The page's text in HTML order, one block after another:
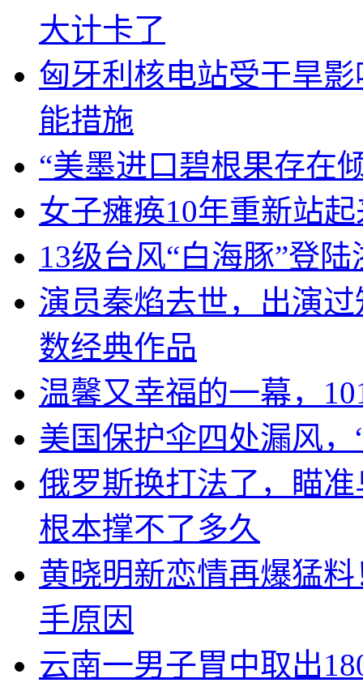
大计卡了
匈牙利核电站受干旱
能措施
“美墨进口碧根果存在
女子瘫痪10年重新站
13级台风“白海豚”登
演员秦焰去世，出演
数经典作品
温馨又幸福的一幕，
美国保护伞四处漏风
俄罗斯换打法了，瞄
根本撑不了多久
黄晓明新恋情再爆猛
手原因
云南一男子胃中取出